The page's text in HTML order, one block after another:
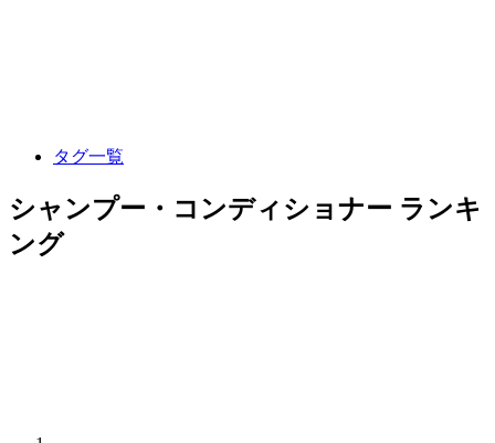
タグ一覧
シャンプー・コンディショナー ランキ
ング